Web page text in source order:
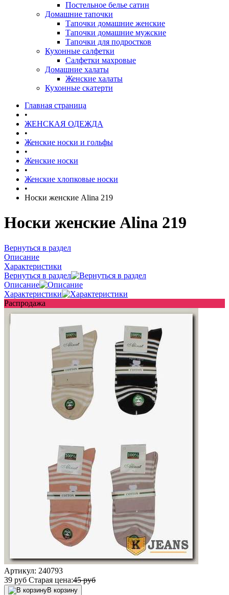
Постельное белье сатин
Домашние тапочки
Тапочки домашние женские
Тапочки домашние мужские
Тапочки для подростков
Кухонные салфетки
Салфетки махровые
Домашние халаты
Женские халаты
Кухонные скатерти
Главная страница
•
ЖЕНСКАЯ ОДЕЖДА
•
Женские носки и гольфы
•
Женские носки
•
Женские хлопковые носки
•
Носки женские Alina 219
Носки женские Alina 219
Вернуться в раздел
Описание
Характеристики
Вернуться в раздел
Описание
Характеристики
Распродажа
Артикул: 240793
39 руб Старая цена:45руб
В корзину